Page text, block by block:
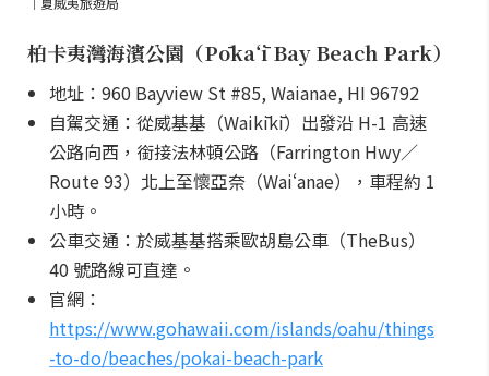
柏卡夷灣海濱公園（Pōkaʻī Bay Beach Park）
地址：960 Bayview St #85, Waianae, HI 96792
自駕交通：從威基基（Waikīkī）出發沿 H-1 高速
公路向西，銜接法林頓公路（Farrington Hwy／
Route 93）北上至懷亞奈（Waiʻanae），車程約 1
小時。
公車交通：於威基基搭乘歐胡島公車（TheBus）
40 號路線可直達。
官網：
https://www.gohawaii.com/islands/oahu/things
-to-do/beaches/pokai-beach-park